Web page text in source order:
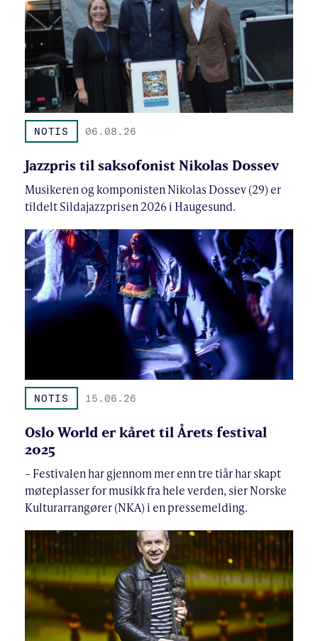
NOTIS 06.08.26
Jazzpris til saksofonist Nikolas Dossev
Musikeren og komponisten Nikolas Dossev (29) er
tildelt Sildajazzprisen 2026 i Haugesund.
NOTIS 15.06.26
Oslo World er kåret til Årets festival
2025
– Festivalen har gjennom mer enn tre tiår har skapt
møteplasser for musikk fra hele verden, sier Norske
Kulturarrangører (NKA) i en pressemelding.